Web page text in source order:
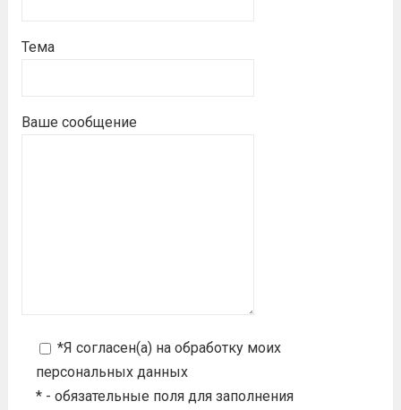
Тема
Ваше сообщение
*Я согласен(а) на обработку моих
персональных данных
* - обязательные поля для заполнения